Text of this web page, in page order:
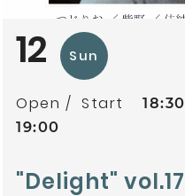
12 Sun
Open Start
18:30
19:00
"Delight" vol.17